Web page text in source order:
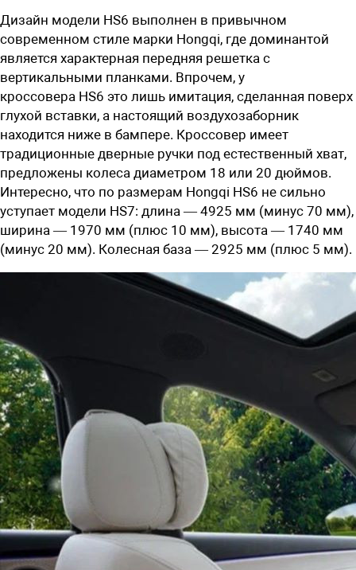
Дизайн модели HS6 выполнен в привычном
современном стиле марки Hongqi, где доминантой
является характерная передняя решетка с
вертикальными планками. Впрочем, у
кроссовера HS6 это лишь имитация, сделанная поверх
глухой вставки, а настоящий воздухозаборник
находится ниже в бампере. Кроссовер имеет
традиционные дверные ручки под естественный хват,
предложены колеса диаметром 18 или 20 дюймов.
Интересно, что по размерам Hongqi HS6 не сильно
уступает модели HS7: длина — 4925 мм (минус 70 мм),
ширина — 1970 мм (плюс 10 мм), высота — 1740 мм
(минус 20 мм). Колесная база — 2925 мм (плюс 5 мм).